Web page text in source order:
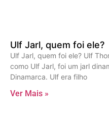
Ulf Jarl, quem foi ele?
Ulf Jarl, quem foi ele? Ulf
como Ulf Jarl, foi um jarl
Dinamarca. Ulf era filho
Ver Mais »